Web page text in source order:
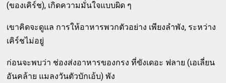
(ของเคิร์ช), เกิดความมั่นใจแบบผิด ๆ
เขาคิดจะดูแล การให้อาหารพวกตัวอย่าง เพียงลำพัง, ระหว่าง
เคิร์ชไม่อยู่
ก่อนจะพบว่า ช่องส่งอาหารของกรง ที่ขังเดอะ ฟลาย (เอเลี่ยน
อันคล้าย แมลงวันตัวบักเอ้บ) พัง